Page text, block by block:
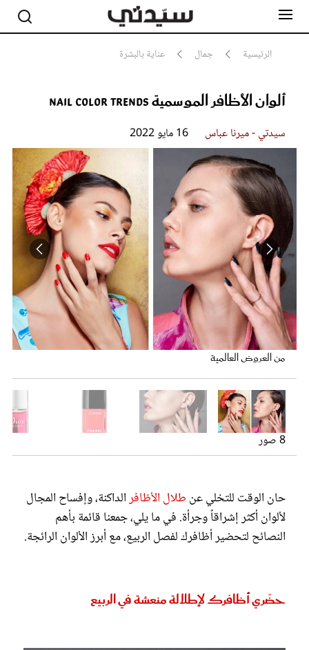
الرئيسية جمال عناية بالبشرة
ألوان الأظافر الموسمية Nail Color Trends
سيدتي - ميرنا عباس 16 مايو 2022
من العروض العالمية
طلاء أظافر من chanel
طلاء اظافر منdior
طلاء أظافرDeborah Lippmann
طلاء أظافر منSmith & Cult
8 صور
حان الوقت للتخلي عن طلال الأظافرالداكنة، وإفساح المجال
لألوان أكثر إشراقاً وجرأة. في ما يلي، جمعنا قائمة بأهم
النصائح لتحضير أظافرك لفصل الربيع، مع أبرز الألوان الرائجة.
حضّري أظافرك لإطلالة منعشة في الربيع
مشاهير
جمال
صحة ورشاقة
سيدتي وطفلك
لايف ستايل
بلس+
فيديو
مطبخ سيدتي
مقالات الرأي
ستايل
تقارير
عروس سيدتي
مجلة سيدتي